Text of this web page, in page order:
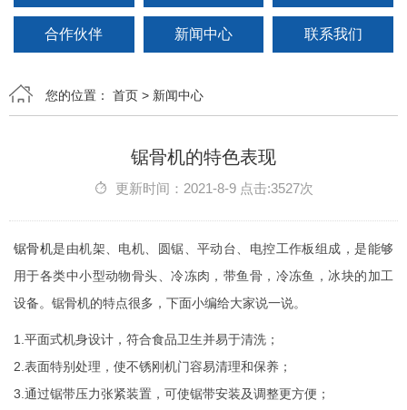
合作伙伴 新闻中心 联系我们
您的位置： 首页 > 新闻中心
锯骨机的特色表现
更新时间：2021-8-9 点击:3527次
锯骨机是由机架、电机、圆锯、平动台、电控工作板组成，是能够
用于各类中小型动物骨头、冷冻肉，带鱼骨，冷冻鱼，冰块的加工
设备。锯骨机的特点很多，下面小编给大家说一说。
1.平面式机身设计，符合食品卫生并易于清洗；
2.表面特别处理，使不锈刚机门容易清理和保养；
3.通过锯带压力张紧装置，可使锯带安装及调整更方便；